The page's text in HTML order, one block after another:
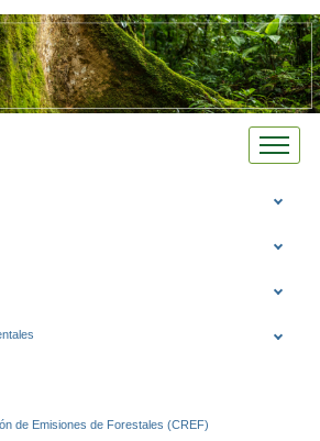
de Emisiones de Forestales (CREF)